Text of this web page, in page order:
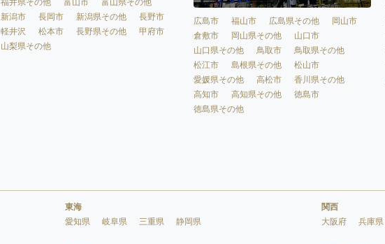
福井県その他
富山市
富山県その他
新潟市
長岡市 新潟県その他
長野市
軽井沢
松本市 長野県その他
甲府市
山梨県その他
広島市 福山市 広島県その他
岡山市
倉敷市
岡山県その他
山口市
山口県その他
鳥取市
鳥取県その他
松江市
島根県その他
松山市
愛媛県その他
高松市
香川県その他
高知市
高知県その他
徳島市
徳島県その他
東海
愛知県
岐阜県 三重県 静岡県
関西
大阪府
兵庫県